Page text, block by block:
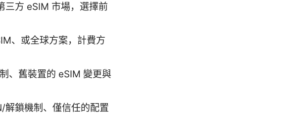
三方 eSIM 市場，選擇前
、或全球方案，計費方
、舊裝置的 eSIM 變更與
解鎖機制、僅信任的配置